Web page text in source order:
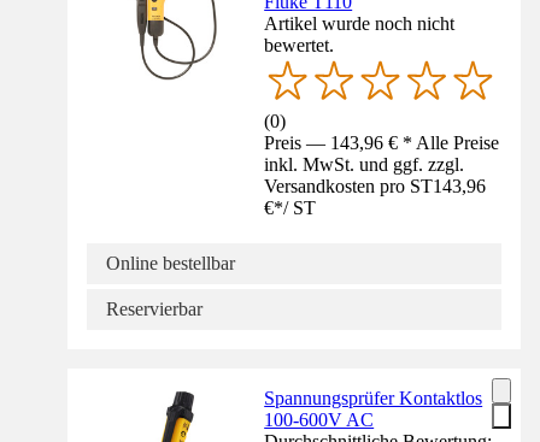
Artikel wurde noch nicht
bewertet.
(0)
Preis — 143,96 € * Alle Preise
inkl. MwSt. und ggf. zzgl.
Versandkosten pro ST143,96
€*/ ST
Online bestellbar
Reservierbar
Spannungsprüfer Kontaktlos
100-600V AC